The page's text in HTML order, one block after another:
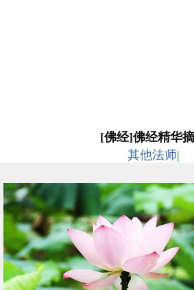
[佛经]佛经精华
其他法师|